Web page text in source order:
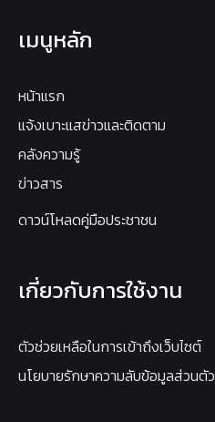
เมนูหลัก
หน้าแรก
แจ้งเบาะแสข่าวและติดตาม
คลังความรู้
ข่าวสาร
ดาวน์โหลดคู่มือประชาชน
เกี่ยวกับการใช้งาน
ตัวช่วยเหลือในการเข้าถึงเว็บไซต์
นโยบายรักษาความลับข้อมูลส่วนตัว